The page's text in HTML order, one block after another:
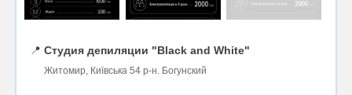
📍 Студия депиляции "Black and White"
Житомир, Київська 54 р-н. Богунский